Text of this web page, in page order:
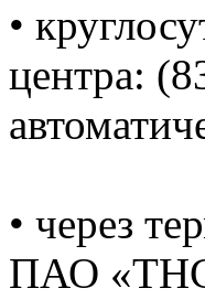
•
центра:
• через
ПАО